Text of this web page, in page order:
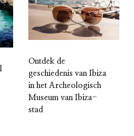
Ontdek de
geschiedenis van Ibiza
in het Archeologisch
Museum van Ibiza-
stad